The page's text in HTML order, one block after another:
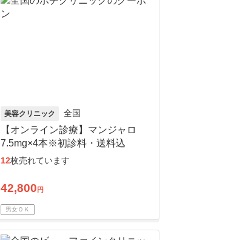
美容クリニック 全国
【オンライン診療】マンジャロ
7.5mg×4本※初診料・送料込
12枚売れています
42,800 円
男女ＯＫ